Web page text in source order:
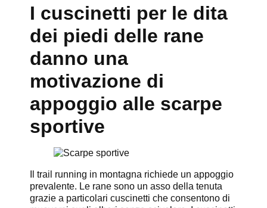
I cuscinetti per le dita
dei piedi delle rane
danno una
motivazione di
appoggio alle scarpe
sportive
Il trail running in montagna richiede un appoggio
prevalente. Le rane sono un asso della tenuta
grazie a particolari cuscinetti che consentono di